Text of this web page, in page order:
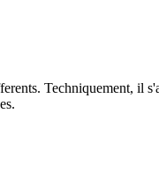
Techniquement, il